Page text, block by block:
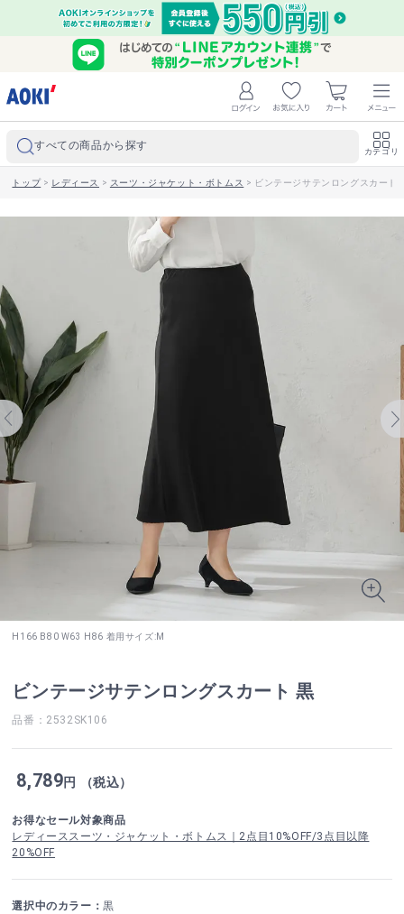
すべての商品から探す カテゴリ
トップ> レディース > スーツ・ジャケット・ボトムス > ビンテージサテンロングスカート
H166 B80 W63 H86 着用サイズ:M
ビンテージサテンロングスカート 黒
品番：2532SK106
8,789円 （税込）
お得なセール対象商品
レディーススーツ・ジャケット・ボトムス｜2点目10%OFF/3点目以降
20%OFF
選択中のカラー：黒